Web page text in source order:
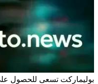
بوليماركت تسعى للحصول